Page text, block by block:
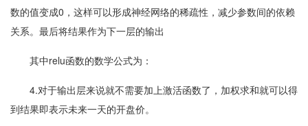
数的值变成0，这样可以形成神经网络的稀疏性，减少参数间的依赖
关系。最后将结果作为下一层的输出
其中relu函数的数学公式为：
4.对于输出层来说就不需要加上激活函数了，加权求和就可以得
到结果即表示未来一天的开盘价。